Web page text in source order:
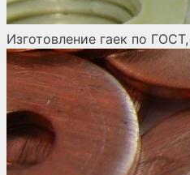
Изготовление гаек по